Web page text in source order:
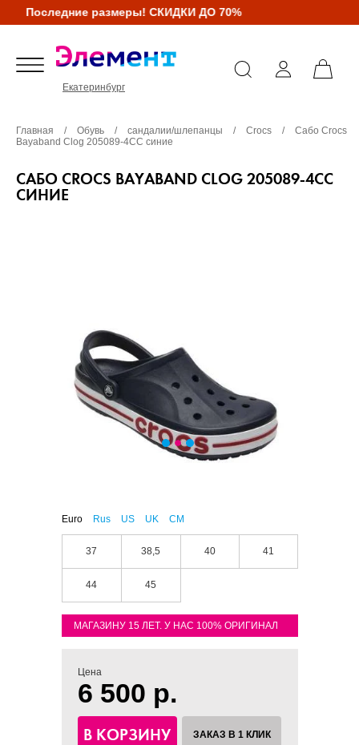
Последние размеры! СКИДКИ ДО 70%
Екатеринбург
Главная / Обувь / сандалии/шлепанцы / Crocs /
Сабо Crocs
Bayaband Clog 205089-4CC синие
САБО CROCS BAYABAND CLOG 205089-4CC
СИНИЕ
Euro Rus US UK CM
37 38,5 40 41
44 45
МАГАЗИНУ 15 ЛЕТ. У НАС 100% ОРИГИНАЛ
Цена
6 500 р.
В КОРЗИНУ ЗАКАЗ В 1 КЛИК